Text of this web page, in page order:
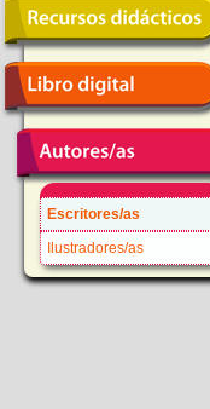
Escritores/as
Ilustradores/as